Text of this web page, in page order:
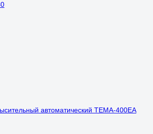
автоматический TEMA-400EA